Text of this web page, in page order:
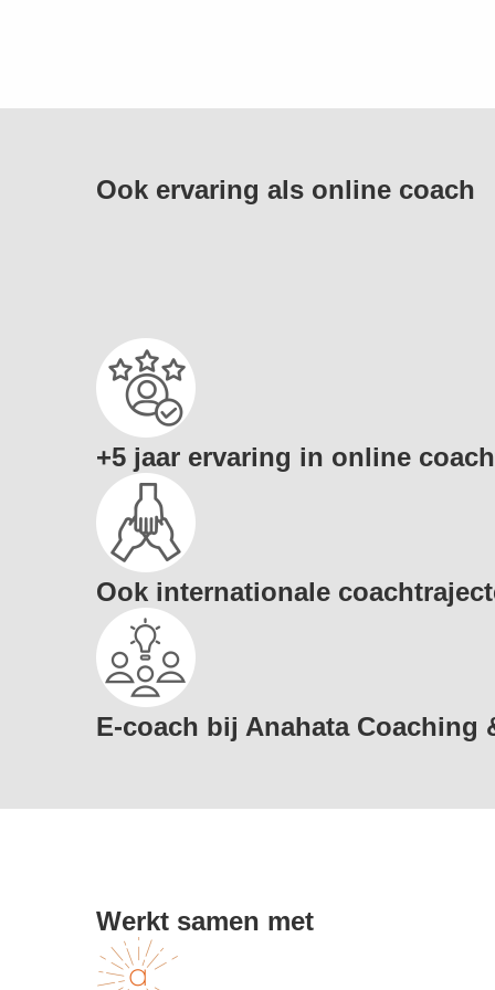
Ook ervaring als online coach
+5 jaar ervaring in online
Ook internationale
E-coach bij Anahata Coaching
Werkt samen met